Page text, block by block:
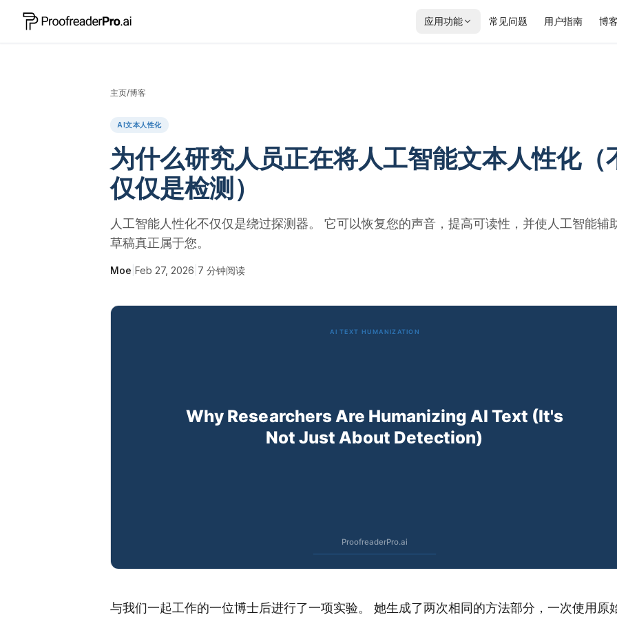
应用功能 常见问题 用户指南 博
主页/博客
AI文本人性化
为什么研究人员正在将人工智能文本人性化（
仅仅是检测）
人工智能人性化不仅仅是绕过探测器。 它可以恢复您的声音，提高可读性，并使人工智能辅
草稿真正属于您。
Moe Feb 27, 2026 7 分钟阅读
与我们一起工作的一位博士后进行了一项实验。 她生成了两次相同的方法部分，一次使用原